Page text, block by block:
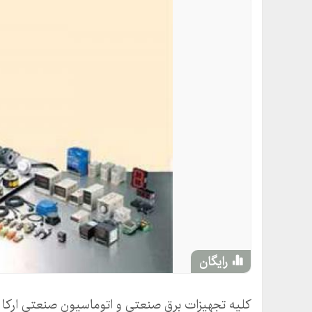
رایگان
کلیه تجهیزات برق صنعتی و اتوماسیون صنعتی ارکا